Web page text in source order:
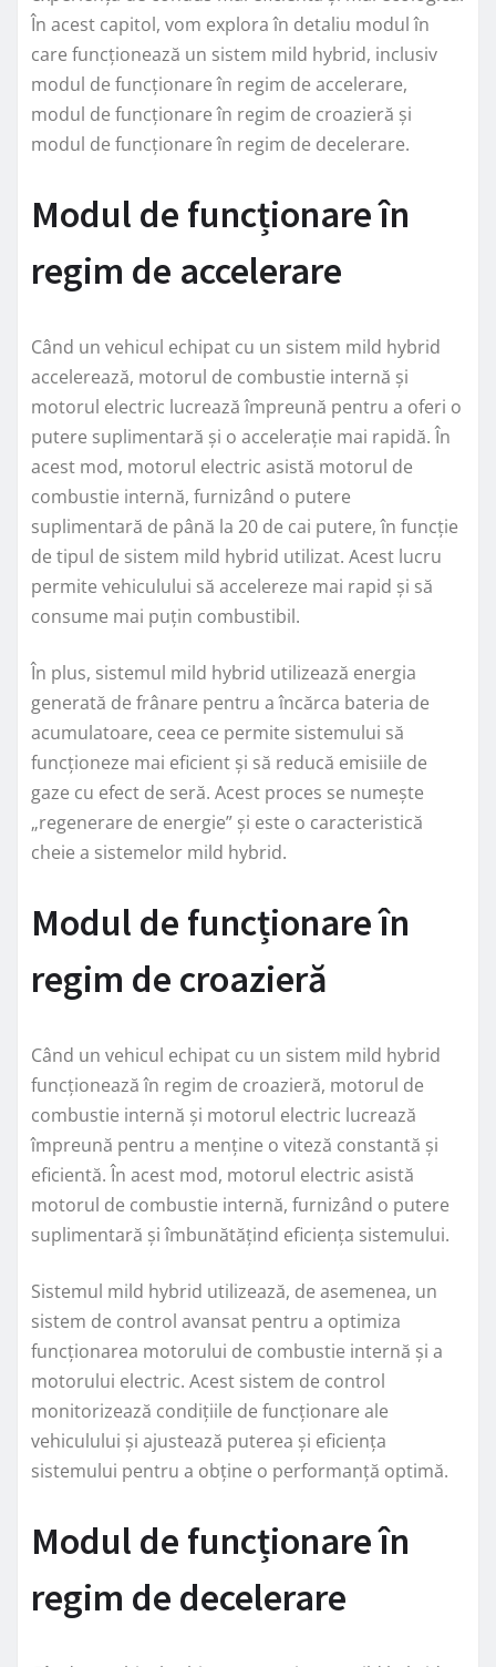
În acest capitol, vom explora în detaliu modul în
care funcționează un sistem mild hybrid, inclusiv
modul de funcționare în regim de accelerare,
modul de funcționare în regim de croazieră și
modul de funcționare în regim de decelerare.
Modul de funcționare în
regim de accelerare
Când un vehicul echipat cu un sistem mild hybrid
accelerează, motorul de combustie internă și
motorul electric lucrează împreună pentru a oferi o
putere suplimentară și o accelerație mai rapidă. În
acest mod, motorul electric asistă motorul de
combustie internă, furnizând o putere
suplimentară de până la 20 de cai putere, în funcție
de tipul de sistem mild hybrid utilizat. Acest lucru
permite vehiculului să accelereze mai rapid și să
consume mai puțin combustibil.
În plus, sistemul mild hybrid utilizează energia
generată de frânare pentru a încărca bateria de
acumulatoare, ceea ce permite sistemului să
funcționeze mai eficient și să reducă emisiile de
gaze cu efect de seră. Acest proces se numește
„regenerare de energie” și este o caracteristică
cheie a sistemelor mild hybrid.
Modul de funcționare în
regim de croazieră
Când un vehicul echipat cu un sistem mild hybrid
funcționează în regim de croazieră, motorul de
combustie internă și motorul electric lucrează
împreună pentru a menține o viteză constantă și
eficientă. În acest mod, motorul electric asistă
motorul de combustie internă, furnizând o putere
suplimentară și îmbunătățind eficiența sistemului.
Sistemul mild hybrid utilizează, de asemenea, un
sistem de control avansat pentru a optimiza
funcționarea motorului de combustie internă și a
motorului electric. Acest sistem de control
monitorizează condițiile de funcționare ale
vehiculului și ajustează puterea și eficiența
sistemului pentru a obține o performanță optimă.
Modul de funcționare în
regim de decelerare